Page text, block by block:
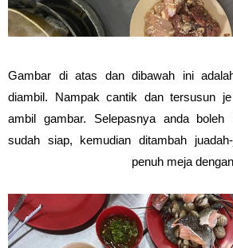
Gambar di atas dan dibawah ini
diambil. Nampak cantik dan tersusun
ambil gambar. Selepasnya anda boleh
sudah siap, kemudian ditambah
penuh meja